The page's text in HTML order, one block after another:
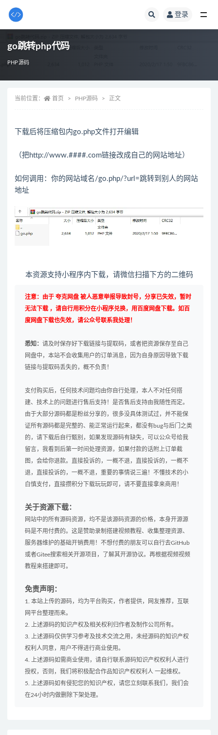
登录
go跳转php代码
PHP源码
当前位置： 首页 PHP源码 正文
下载后将压缩包内go.php文件打开编辑
（把http://www.####.com链接改成自己的网站地址）
如何调用：你的网站域名/go.php/?url=跳转到别人的网站
本资源支持小程序内下载，请微信扫描下方的二维码
注意：由于 夸克网盘 被人恶意举报导致封号，分享已失效，暂时
无法下载 ，请自行用积分在小程序兑换，用百度网盘下载。如百
度网盘下载也失效，请公众号联系我处理！
悉知： 请及时保存好下载链接与提取码，或者把资源保存至自己
网盘中，本站不会收集用户的订单消息，因为自身原因导致下载
链接与提取码丢失的，概不负责！
支付购买后，任何技术问题均由你自行处理，本人不对任何搭
建、技术上的问题进行售后支持！是否售后支持由我随性而定。
由于大部分源码都是粉丝分享的，很多没具体测试过，并不能保
证所有源码都是完整的、能正常运行起来，都没有bug与后门之类
的，请下载后自行甄别，如果发现源码有缺失，可以公众号给我
留言，我看到后第一时间处理资源，如果付款的话附上订单截
图，会给你退款。直接投诉的，一概不退，直接投诉的，一概不
退，直接投诉的，一概不退，重要的事情说三遍！不懂技术的小
白慎支付，直接攒积分下载玩玩即可，请不要直接拿来商用！
关于资源下载：
网站中的所有源码资源，均不是该源码资源的价格，本身开源源
码是不用付费的。这是赞助录制搭建视频教程、收集整理资源、
服务器维护的基础开销费用！不想付费的朋友可以自行去GitHub
或者Gitee搜索相关开源项目，了解其开源协议。再根据视频视频
教程来搭建即可。
免责声明：
1. 本站上传的源码，均为平台购买，作者提供，网友推荐，互联
网平台整理而来。
2. 上述源码的知识产权及相关权利归作者及制作公司所有。
3. 上述源码仅供学习参考及技术交流之用，未经源码的知识产权
权利人同意，用户不得进行商业使用。
4. 上述源码如需商业使用，请自行联系源码知识产权权利人进行
授权，否则，我们将积极配合作品知识产权权利人 一起维权。
5. 上述源码如有侵犯您的知识产权，请您立刻联系我们，我们会
在24小时内做删除下架处理。